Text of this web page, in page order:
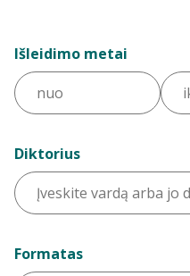
Išleidimo metai
Diktorius
Formatas